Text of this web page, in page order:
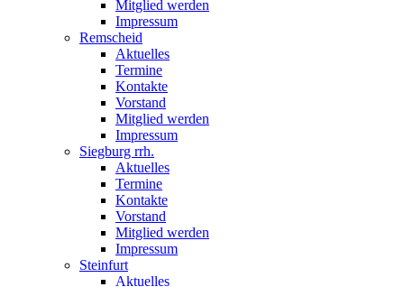
Mitglied werden
Impressum
Remscheid
Aktuelles
Termine
Kontakte
Vorstand
Mitglied werden
Impressum
Siegburg rrh.
Aktuelles
Termine
Kontakte
Vorstand
Mitglied werden
Impressum
Steinfurt
Aktuelles